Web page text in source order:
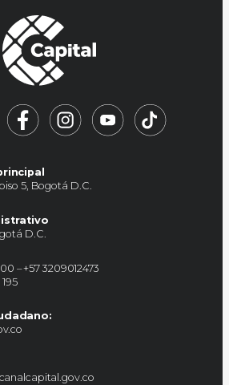
5, Bogotá D.C.
D.C.
– +57 3209012473
195